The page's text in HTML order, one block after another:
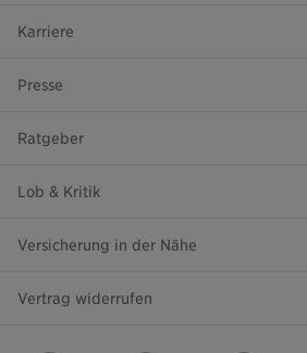
Karriere
Presse
Ratgeber
Lob & Kritik
Versicherung in der Nähe
Vertrag widerrufen